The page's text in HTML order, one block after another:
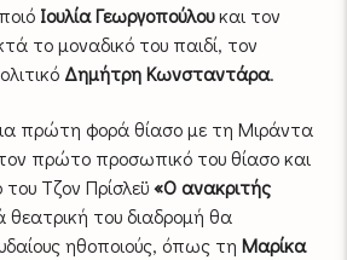
Ιουλία Γεωργοπούλουκαι τον
το μοναδικό του παιδί, τον
Δημήτρη Κωνσταντάρα.
πρώτη φορά θίασο με τη Μιράντα
πρώτο προσωπικό του θίασο και
του Τζον Πρίσλεϋ«Ο ανακριτής
θεατρική του διαδρομή θα
ηθοποιούς, όπως τηΜαρίκα